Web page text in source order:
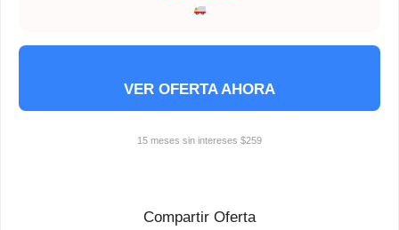
VER OFERTA AHORA
15 meses sin intereses $259
Compartir Oferta